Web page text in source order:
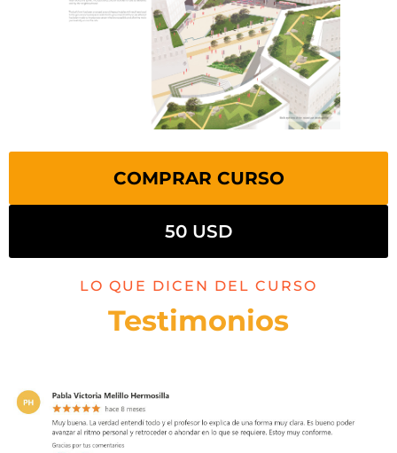
COMPRAR CURSO
50 USD
LO QUE DICEN DEL CURSO
Testimonios